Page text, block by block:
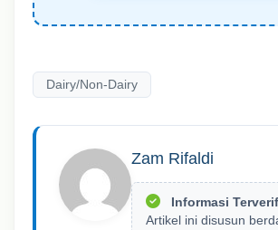
Dairy/Non-Dairy
Zam Rifaldi
Informasi
Artikel ini disusun